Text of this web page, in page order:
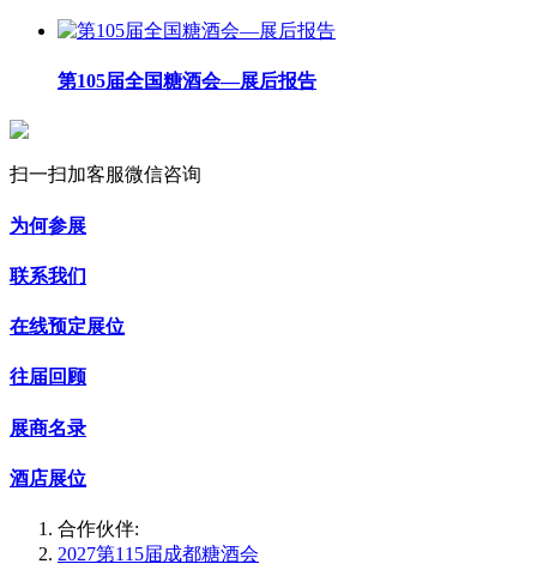
第105届全国糖酒会—展后报告
扫一扫加客服微信咨询
为何参展
联系我们
在线预定展位
往届回顾
展商名录
酒店展位
合作伙伴:
2027第115届成都糖酒会